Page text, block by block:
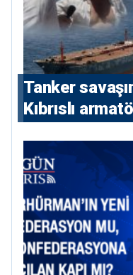
Tanker
Kıbrıslı